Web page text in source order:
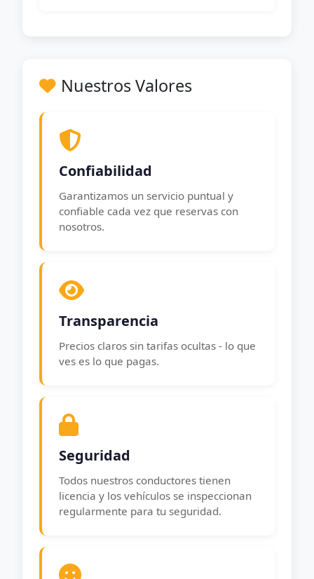
Nuestros Valores
Confiabilidad
Garantizamos un servicio puntual y
confiable cada vez que reservas con
nosotros.
Transparencia
Precios claros sin tarifas ocultas - lo que
ves es lo que pagas.
Seguridad
Todos nuestros conductores tienen
licencia y los vehículos se inspeccionan
regularmente para tu seguridad.